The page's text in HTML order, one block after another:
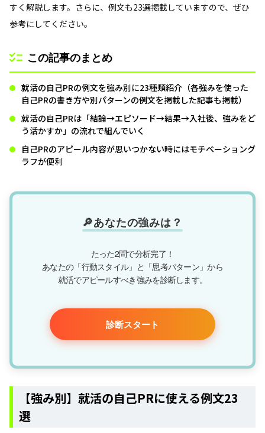
すく解説します。さらに、例文も23選掲載していますので、ぜひ
参考にしてください。
この記事のまとめ
就活の自己PRの例文を強み別に23種類紹介（各強みを使った
自己PRの書き方や別パターンの例文を掲載した記事も掲載）
就活の自己PRは「結論→エピソード→結果→入社後、強みをど
う活かすか」の流れで組んでいく
自己PRのアピール内容が思いつかない時にはモチベーショング
ラフが便利
🔎あなたの強みは？
たった2問で分析完了！
あなたの「行動スタイル」と「思考パターン」から
就活でアピールすべき強みを診断します。
診断スタート
【自分に合う仕事】紹介してもらう
【自分に合う仕事】紹介してもらう
【強み別】就活の自己PRに使える例文23
選